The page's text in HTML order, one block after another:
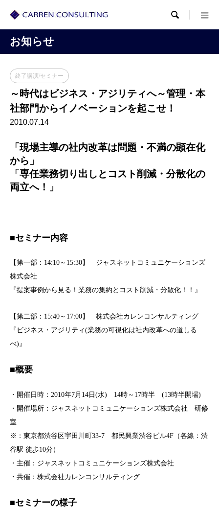

お知らせ
終了講演/セミナー
～時代はビジネス・アジリティへ～管理・本
社部門からイノベーションを起こせ！
2010.07.14
「現場主導の社内改革は問題・不満の顕在化
から」
「専任業務切り出しとコスト削減・分散化の
両立へ！」
■セミナー内容
【第一部：14:10～15:30】 ジャスネットコミュニケーションズ
株式会社
『提案事例から見る！業務の集約とコスト削減・分散化！！』
【第二部：15:40～17:00】 株式会社カレンコンサルティング
『ビジネス・アジリティ(業務の可視化は社内改革への道しる
べ)』
■概要
・開催日時：2010年7月14日(水) 14時～17時半 (13時半開場)
・開催場所：ジャスネットコミュニケーションズ株式会社 研修
室
※：東京都渋谷区宇田川町33-7 都民興業渋谷ビル4F（各線：渋
谷駅 徒歩10分）
・主催：ジャスネットコミュニケーションズ株式会社
・共催：株式会社カレンコンサルティング
■セミナーの様子